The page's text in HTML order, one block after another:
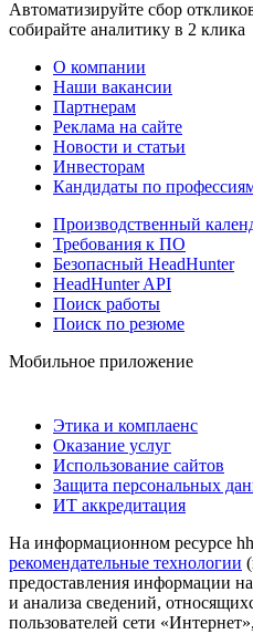
Автоматизируйте сбор
собирайте аналитику в 2 клика
О компании
Наши вакансии
Партнерам
Реклама на сайте
Новости и статьи
Инвесторам
Кандидаты по
Производственный
Требования к ПО
Безопасный HeadHunter
HeadHunter API
Поиск работы
Поиск по резюме
Мобильное приложение
Этика и комплаенс
Оказание услуг
Использование сайтов
Защита персональных
ИТ аккредитация
На информационном ресурсе
рекомендательные технологии
предоставления информации
и анализа сведений,
пользователей сети